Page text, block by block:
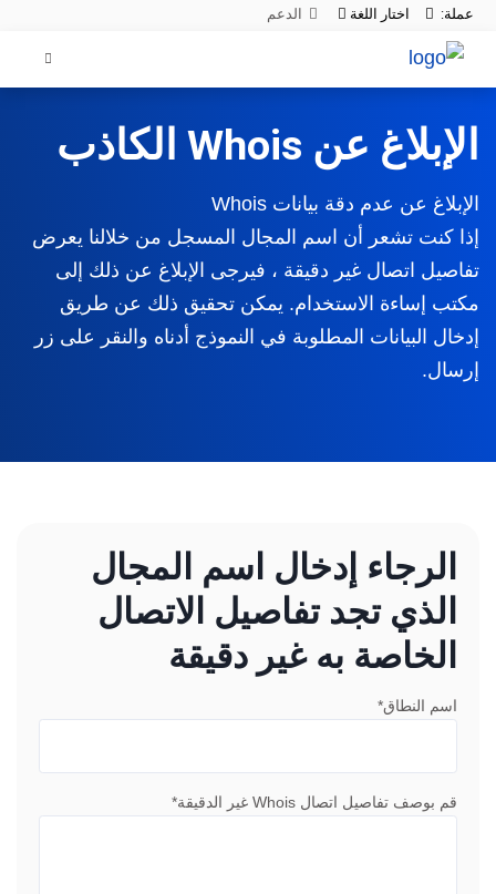
عملة: اختار اللغة الدعم
الإبلاغ عن Whois الكاذب
الإبلاغ عن عدم دقة بيانات Whois
إذا كنت تشعر أن اسم المجال المسجل من خلالنا يعرض
تفاصيل اتصال غير دقيقة ، فيرجى الإبلاغ عن ذلك إلى
مكتب إساءة الاستخدام. يمكن تحقيق ذلك عن طريق
إدخال البيانات المطلوبة في النموذج أدناه والنقر على زر
إرسال.
الرجاء إدخال اسم المجال
الذي تجد تفاصيل الاتصال
الخاصة به غير دقيقة
اسم النطاق*
قم بوصف تفاصيل اتصال Whois غير الدقيقة*